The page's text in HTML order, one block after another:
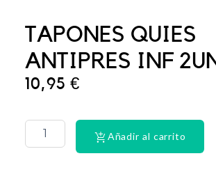
TAPONES QUIES
ANTIPRES INF
10,95€
DENTAL
LACER
EX-
Añadir al carrito